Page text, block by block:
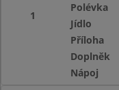
1
Polévka
Jídlo
Příloha
Doplněk
Nápoj